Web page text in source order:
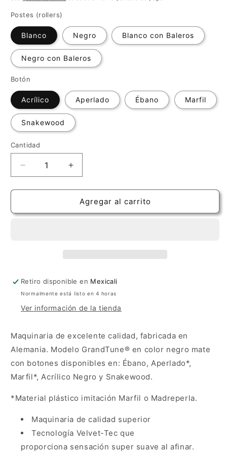
Postes (rollers)
Blanco Negro Blanco con Baleros
Negro con Baleros
Botón
Acrílico Aperlado Ébano Marfil
Snakewood
Cantidad
Cantidad
Reducir
cantidad
para
Schaller
Aumentar
cantidad
para
Maquinaria
Schaller
Agregar al carrito
Retiro disponible en Mexicali
Normalmente está listo en 4 horas
Ver información de la tienda
Maquinaria de excelente calidad, fabricada en
Alemania. Modelo GrandTune® en color negro mate
con botones disponibles en: Ébano, Aperlado*,
Marfil*, Acrílico Negro y Snakewood.
*Material plástico imitación Marfil o Madreperla.
Maquinaria de calidad superior
Tecnología Velvet-Tec que
proporciona sensación super suave al afinar.